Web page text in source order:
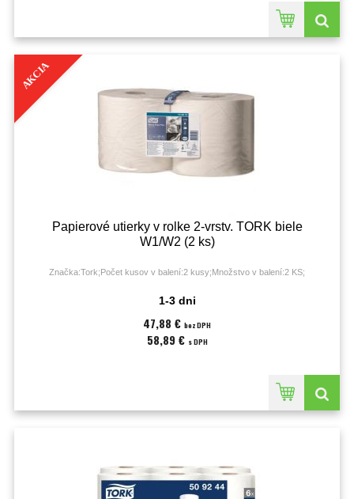
AKCIA
Papierové utierky v rolke 2-vrstv. TORK biele
W1/W2 (2 ks)
Značka:Tork;Počet kusov v balení:2 kusy;Množstvo v balení:2 KS;
1-3 dni
47,88 € bez DPH
58,89 € s DPH